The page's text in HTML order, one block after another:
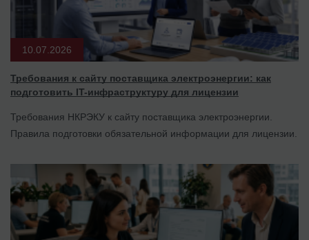
10.07.2026
Требования к сайту поставщика электроэнергии: как
подготовить IT-инфраструктуру для лицензии
Требования НКРЭКУ к сайту поставщика электроэнергии.
Правила подготовки обязательной информации для лицензии.